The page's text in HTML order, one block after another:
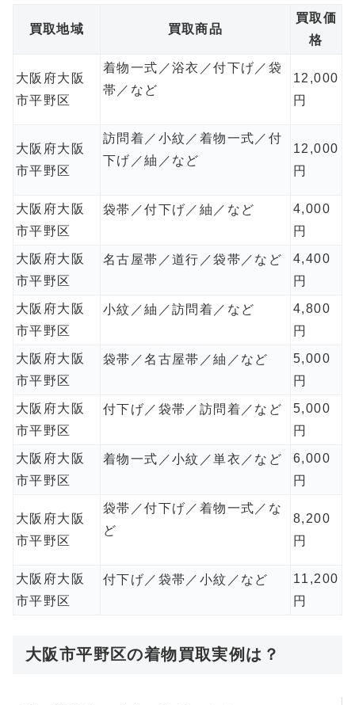
買取地域 買取商品
買取価
格
大阪府大阪
市平野区
着物一式／浴衣／付下げ／袋
帯／など
12,000
円
大阪府大阪
市平野区
訪問着／小紋／着物一式／付
下げ／紬／など
12,000
円
大阪府大阪
市平野区
袋帯／付下げ／紬／など
4,000
円
大阪府大阪
市平野区
名古屋帯／道行／袋帯／など
4,400
円
大阪府大阪
市平野区
小紋／紬／訪問着／など
4,800
円
大阪府大阪
市平野区
袋帯／名古屋帯／紬／など
5,000
円
大阪府大阪
市平野区
付下げ／袋帯／訪問着／など
5,000
円
大阪府大阪
市平野区
着物一式／小紋／単衣／など
6,000
円
大阪府大阪
市平野区
袋帯／付下げ／着物一式／な
ど
8,200
円
大阪府大阪
市平野区
付下げ／袋帯／小紋／など
11,200
円
大阪市平野区の着物買取実例は？